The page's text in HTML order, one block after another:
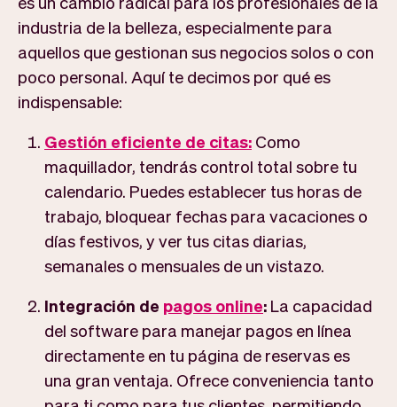
industria de la belleza, especialmente para
aquellos que gestionan sus negocios solos o con
poco personal. Aquí te decimos por qué es
indispensable:
Gestión eficiente de citas: Como
maquillador, tendrás control total sobre tu
calendario. Puedes establecer tus horas de
trabajo, bloquear fechas para vacaciones o
días festivos, y ver tus citas diarias,
semanales o mensuales de un vistazo.
Integración de pagos online: La capacidad
del software para manejar pagos en línea
directamente en tu página de reservas es
una gran ventaja. Ofrece conveniencia tanto